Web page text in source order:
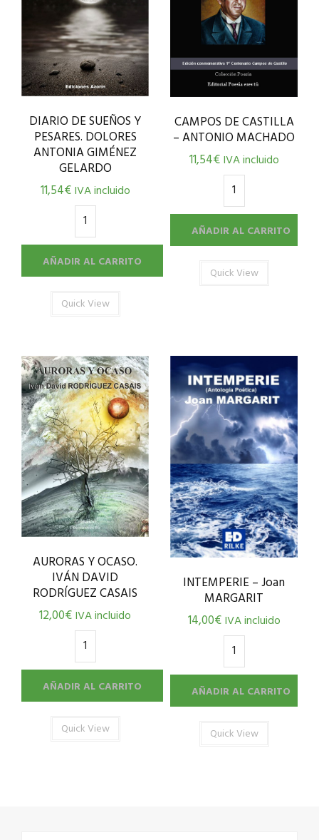
DIARIO DE SUEÑOS Y
PESARES. DOLORES
ANTONIA GIMÉNEZ
GELARDO
11,54€ IVA incluido
AÑADIR AL CARRITO
Quick View
CAMPOS DE CASTILLA
– ANTONIO MACHADO
11,54€ IVA incluido
AÑADIR AL CARRITO
Quick View
AURORAS Y OCASO.
IVÁN DAVID
RODRÍGUEZ CASAIS
12,00€IVA incluido
AÑADIR AL CARRITO
Quick View
INTEMPERIE – Joan
MARGARIT
14,00€ IVA incluido
AÑADIR AL CARRITO
Quick View